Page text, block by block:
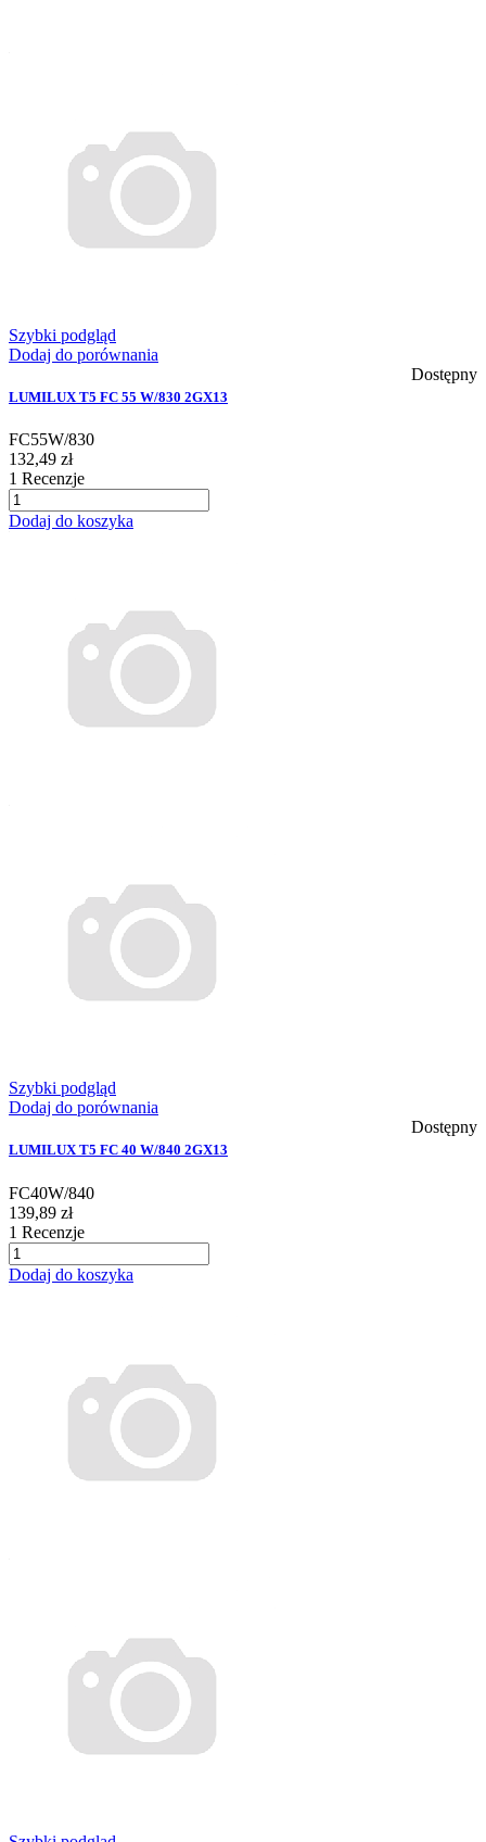
Szybki podgląd
Dodaj do porównania
Dostępny
LUMILUX T5 FC 55 W/830 2GX13
FC55W/830
132,49 zł
1 Recenzje
Dodaj do koszyka
Szybki podgląd
Dodaj do porównania
Dostępny
LUMILUX T5 FC 40 W/840 2GX13
FC40W/840
139,89 zł
1 Recenzje
Dodaj do koszyka